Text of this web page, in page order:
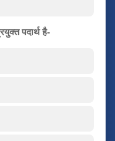
पदार्थ है-